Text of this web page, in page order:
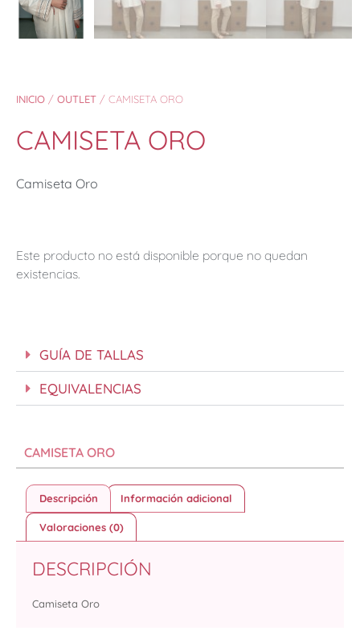
INICIO / OUTLET / CAMISETA ORO
CAMISETA ORO
Camiseta Oro
Este producto no está disponible porque no quedan
existencias.
GUÍA DE TALLAS
EQUIVALENCIAS
CAMISETA ORO
Descripción Información adicional
Valoraciones (0)
DESCRIPCIÓN
Camiseta Oro